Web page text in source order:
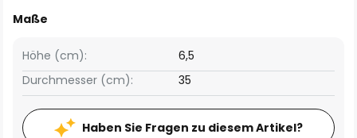
Maße
Höhe (cm):
6,5
Durchmesser (cm):
35
Haben Sie Fragen zu diesem Artikel?